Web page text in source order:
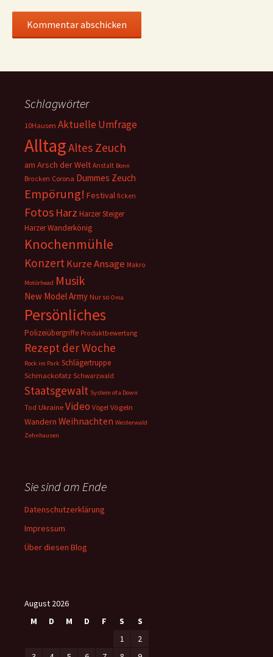
Schlagwörter
10Hausen Aktuelle Umfrage
AlltagAltes Zeuch
am Arsch der Welt Anstalt Bonn
Brocken Corona Dummes Zeuch
Empörung! Festival ficken
Fotos Harz Harzer Steiger
Harzer Wanderkönig
Knochenmühle
KonzertKurze Ansage Makro
Motörhead Musik
New Model Army Nur so Oma
Persönliches
Polizeiübergriffe Produktbewertung
Rezept der Woche
Rock im Park Schlägertruppe
Schmackofatz Schwarzwald
Staatsgewalt System of a Down
Tod Ukraine Video Vögel Vögeln
Wandern Weihnachten Westerwald
Zehnhausen
Sie sind am Ende
Datenschutzerklärung
Impressum
Über diesen Blog
August 2026
M
D M D F S
S
1
2